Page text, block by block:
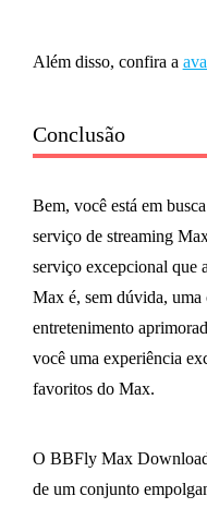
Além disso, confira a
Conclusão
Bem, você está em
serviço de streaming
serviço excepcional que
Max é, sem dúvida, uma
entretenimento
você uma experiência
favoritos do Max.
O BBFly Max
de um conjunto